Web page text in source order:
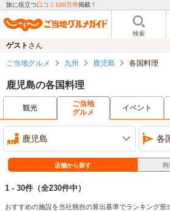
旅に役立つ口コミ100万件掲載！
検索
ゲスト さん
ご当地グルメ 九州 鹿児島 各国料理
鹿児島の各国料理
観光
ご当地
グルメ
イベント
鹿児島 各
店舗から探す 料
1 - 30件 （全230件中）
おすすめの施設を当社独自の算出基準でランキング形